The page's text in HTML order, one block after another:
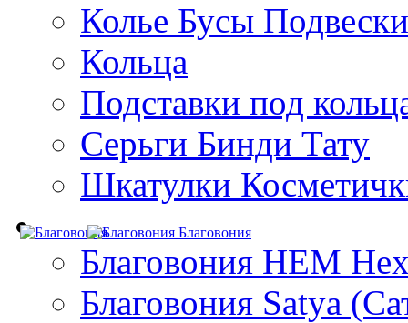
Колье Бусы Подвески
Кольца
Подставки под
Серьги Бинди Тату
Шкатулки
Благовония
Благовония HEM
Благовония Satya